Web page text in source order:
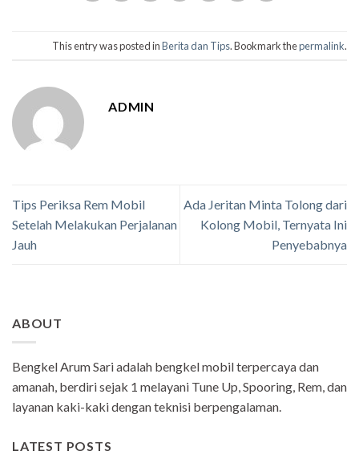
ABOUT
Bengkel Arum Sari adalah bengkel mobil terpercaya dan
amanah, berdiri sejak 1 melayani Tune Up, Spooring, Rem, dan
layanan kaki-kaki dengan teknisi berpengalaman.
LATEST POSTS
This entry was posted inBerita dan Tips. Bookmark thepermalink.
ADMIN
Tips Periksa Rem Mobil
Setelah Melakukan Perjalanan
Jauh
Ada Jeritan Minta Tolong dari
Kolong Mobil, Ternyata Ini
Penyebabnya